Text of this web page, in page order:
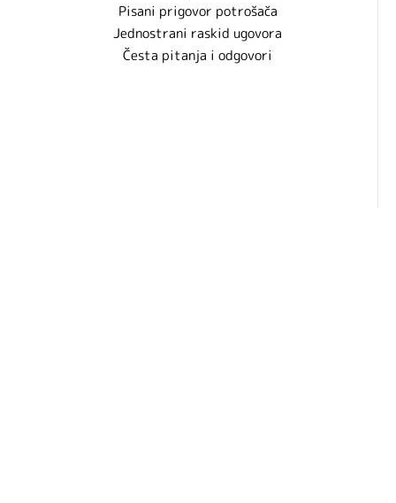
Pisani prigovor potrošača
Jednostrani raskid ugovora
Česta pitanja i odgovori